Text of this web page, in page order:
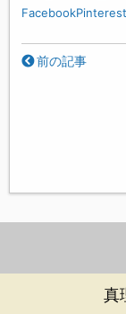
FacebookPinterest
前の記事
真